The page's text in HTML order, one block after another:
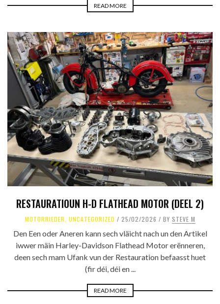
READ MORE
RESTAURATIOUN H-D FLATHEAD MOTOR (DEEL 2)
MOTORRIEDER UNCATEGORIZED 25/02/2026 BY STEVE M
Den Een oder Aneren kann sech vläicht nach un den Artikel
iwwer mäin Harley-Davidson Flathead Motor erënneren,
deen sech mam Ufank vun der Restauration befaasst huet
(fir déi, déi en ...
READ MORE